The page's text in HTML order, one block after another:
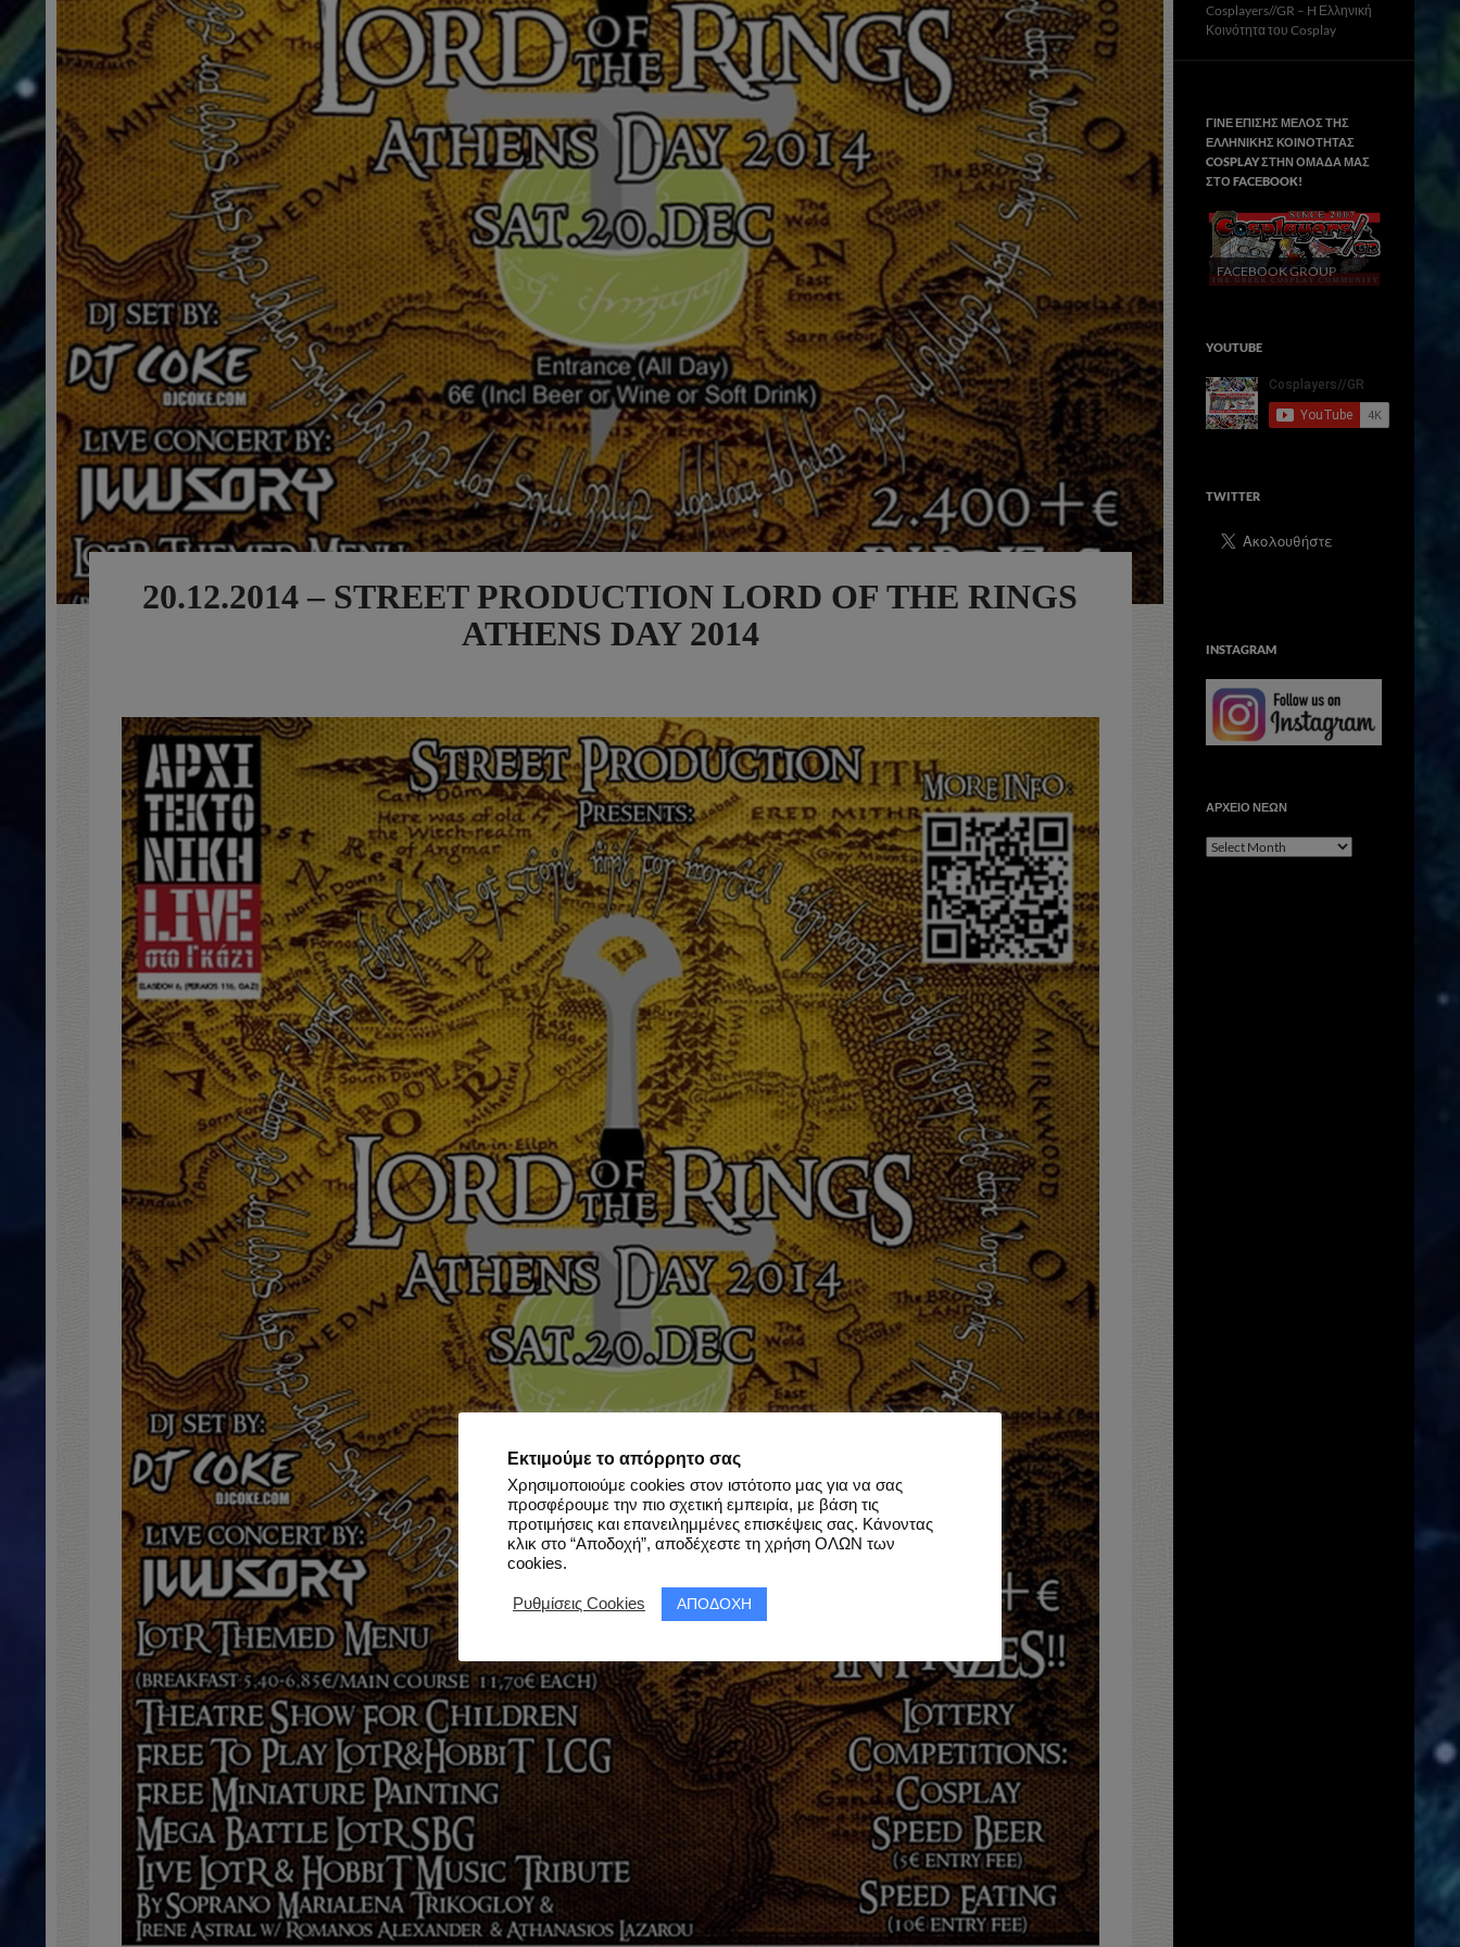
20.12.2014 – STREET PRODUCTION LORD OF THE RINGS
ATHENS DAY 2014
Cosplayers//GR – H Ελληνική
Κοινότητα του Cosplay
ΓΙΝΕ ΕΠΙΣΗΣ ΜΕΛΟΣ ΤΗΣ
ΕΛΛΗΝΙΚΗΣ ΚΟΙΝΟΤΗΤΑΣ
COSPLAY ΣΤΗΝ ΟΜΑΔΑ ΜΑΣ
ΣΤΟ FACΕBOOK!
FACEBOOK GROUP
YOUTUBE
TWITTER
INSTAGRAM
ΑΡΧΕΙΟ ΝΕΩΝ
ΑΡΧΕΙΟ
Εκτιμούμε το απόρρητο σας
Χρησιμοποιούμε cookies στον ιστότοπο μας για να σας
προσφέρουμε την πιο σχετική εμπειρία, με βάση τις
προτιμήσεις και επανειλημμένες επισκέψεις σας. Κάνοντας
κλικ στο “Αποδοχή”, αποδέχεστε τη χρήση ΟΛΩΝ των
cookies.
Ρυθμίσεις Cookies ΑΠΟΔΟΧΗ